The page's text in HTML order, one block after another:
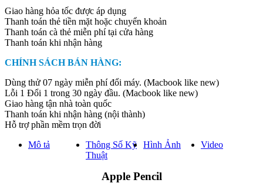
Giao hàng hỏa tốc được áp dụng
Thanh toán thẻ tiền mặt hoặc chuyển khoản
Thanh toán cà thẻ miễn phí tại cửa hàng
Thanh toán khi nhận hàng
CHÍNH SÁCH BÁN HÀNG:
Dùng thử 07 ngày miễn phí đổi máy. (Macbook like new)
Lỗi 1 Đổi 1 trong 30 ngày đầu. (Macbook like new)
Giao hàng tận nhà toàn quốc
Thanh toán khi nhận hàng (nội thành)
Hỗ trợ phần mềm trọn đời
Mô tả
Thông Số Kỹ
Thuật
Hình Ảnh Video
Apple Pencil